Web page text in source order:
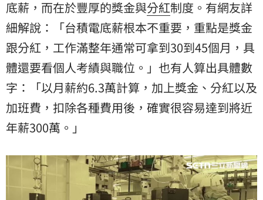
底薪，而在於豐厚的獎金與分紅制度。有網友詳
細解說：「台積電底薪根本不重要，重點是獎金
跟分紅，工作滿整年通常可拿到30到45個月，具
體還要看個人考績與職位。」也有人算出具體數
字：「以月薪約6.3萬計算，加上獎金、分紅以及
加班費，扣除各種費用後，確實很容易達到將近
年薪300萬。」